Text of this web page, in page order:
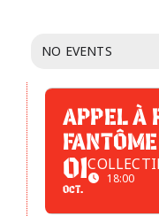
NO EVENTS
APPEL À
FANTÔME
01
OCT.
18:00